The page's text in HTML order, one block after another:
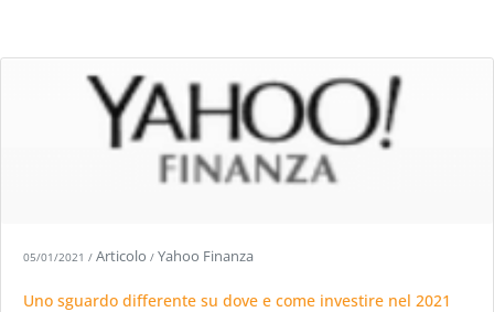
05/01/2021 / Articolo / Yahoo Finanza
Uno sguardo differente su dove e come investire nel 2021